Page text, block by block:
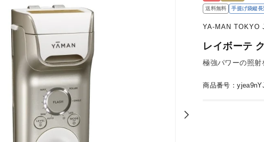
送料無料 手提げ袋縦長
YA-MAN TOKYO
レイボーテ
極強パワーの照射
商品番号：